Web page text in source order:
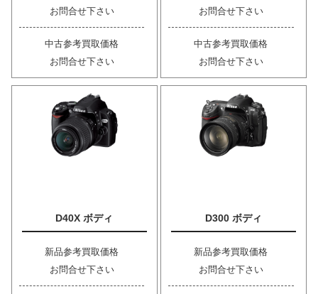
お問合せ下さい
中古参考買取価格
お問合せ下さい
お問合せ下さい
中古参考買取価格
お問合せ下さい
D40X ボディ
新品参考買取価格
お問合せ下さい
D300 ボディ
新品参考買取価格
お問合せ下さい